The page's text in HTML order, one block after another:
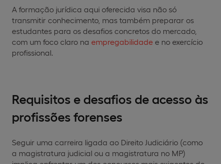
A formação jurídica aqui oferecida visa não só
transmitir conhecimento, mas também preparar os
estudantes para os desafios concretos do mercado,
com um foco claro na empregabilidade e no exercício
profissional.
Requisitos e desafios de acesso às
profissões forenses
Seguir uma carreira ligada ao Direito Judiciário (como
a magistratura judicial ou a magistratura no MP)